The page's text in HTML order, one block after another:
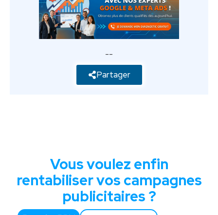
--
Partager
Vous voulez enfin
rentabiliser vos campagnes
publicitaires ?